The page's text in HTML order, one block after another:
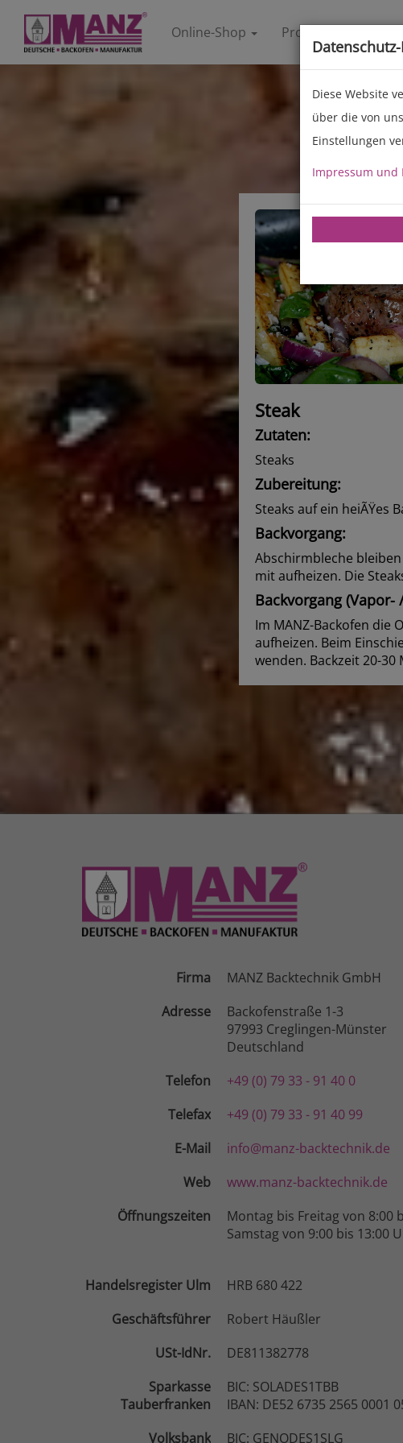
Online-Shop Produkte
Steak
Zutaten:
Steaks
Zubereitung:
Steaks auf ein heiÃŸes
Backvorgang:
Abschirmbleche bleiben
mit aufheizen. Die
Backvorgang
Im MANZ-Backofen die
aufheizen. Beim
wenden. Backzeit 20-30
Firma
MANZ Backtechnik GmbH
Adresse
Backofenstraße 1-3
97993 Creglingen-Münster
Deutschland
Telefon
+49 (0) 79 33 - 91 40 0
Telefax
+49 (0) 79 33 - 91 40 99
E-Mail
info@manz-backtechnik.de
Web
www.manz-backtechnik.de
Öffnungszeiten
Montag bis Freitag von 8:00
Samstag von 9:00 bis 13:00
Handelsregister Ulm
HRB 680 422
Geschäftsführer
Robert Häußler
USt-IdNr.
DE811382778
Sparkasse
Tauberfranken
BIC: SOLADES1TBB
IBAN: DE52 6735 2565 0001
Volksbank
BIC: GENODES1SLG
Diese Website
über die von
Einstellungen
Impressum und